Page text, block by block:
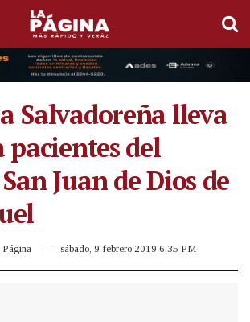
Salvadoreña lleva
pacientes del
Juan de Dios de
sábado, 9 febrero 2019 6:35 PM